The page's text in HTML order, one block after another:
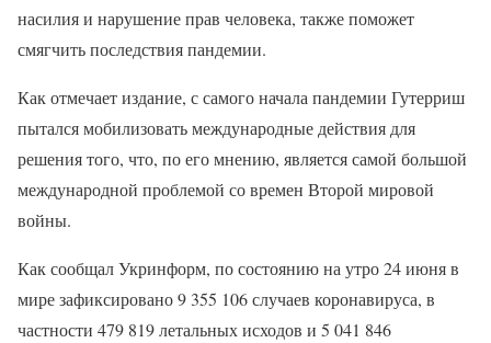
насилия и нарушение прав человека, также поможет
смягчить последствия пандемии.
Как отмечает издание, с самого начала пандемии Гутерриш
пытался мобилизовать международные действия для
решения того, что, по его мнению, является самой большой
международной проблемой со времен Второй мировой
войны.
Как сообщал Укринформ, по состоянию на утро 24 июня в
мире зафиксировано 9 355 106 случаев коронавируса, в
частности 479 819 летальных исходов и 5 041 846